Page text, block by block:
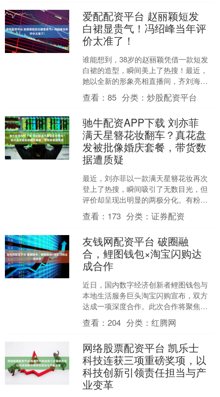
爱配配资平台 赵丽颖短发
白裙显贵气！冯绍峰当年评
价太准了！
谁能想到，38岁的赵丽颖凭借一款短发
白裙的造型，瞬间美上了热搜！最近，
她以全新的形象亮相直播间，齐刘海的
短发与白色缎面长裙相得益彰，瞬间从
温婉的少女模样，转变成....
查看：85 分类：炒股配资平台
驰牛配资APP下载 刘亦菲
满天星簪花妆翻车？真花盘
发被批像婚庆套餐，带货数
据遭质疑
最近，刘亦菲以一款满天星簪花妆再次
登上了热搜，瞬间吸引了无数目光，但
评价却呈现出明显的两极分化。有粉丝
直呼仙气十足，仿佛从古典画卷里走出
来的仙子；也有人忍不住吐....
查看： 173 分类：证券配资
友钱网配资平台 破圈融
合，鲤图钱包×淘宝闪购达
成合作
近日，国内数字经济创新者鲤图钱包与
本地生活服务巨头淘宝闪购宣布，双方
达成一项深度合作。此次合作将聚焦于
企业用餐服务领域，旨在基于双方产
品、技术、资源在底层逻辑上....
查看：204 分类：红腾网
网络股票配资平台 凯乐士
科技连获三项重磅奖项，以
科技创新引领责任担当与产
业变革